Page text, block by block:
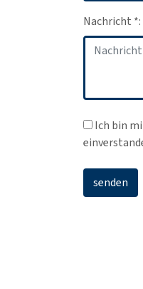
Nachricht *:
Ich bin
senden